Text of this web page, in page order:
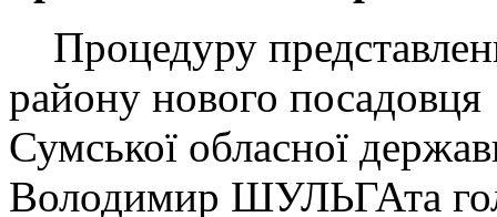
Процедуру
району нового посадовця
Сумської обласної
Володимир ШУЛЬГАта